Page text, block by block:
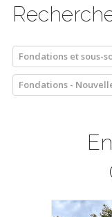
Fondations et sous-
Fondations -